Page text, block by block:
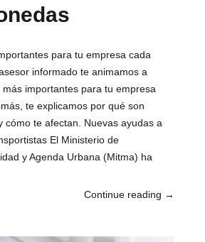
para tu empresa cada
informado te animamos a
importantes para tu empresa
te explicamos por qué son
cómo te afectan. Nuevas ayudas a
El Ministerio de
y Agenda Urbana (Mitma) ha
Continue reading →